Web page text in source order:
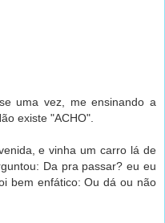
uma vez, me ensinando a
existe "ACHO".
e vinha um carro lá de
Da pra passar? eu eu
bem enfático: Ou dá ou não